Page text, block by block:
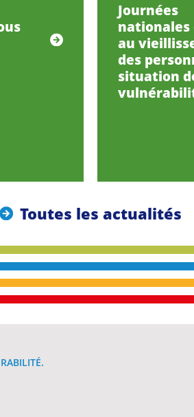
Journées
nationales
au
des
situation
Toutes les actualités